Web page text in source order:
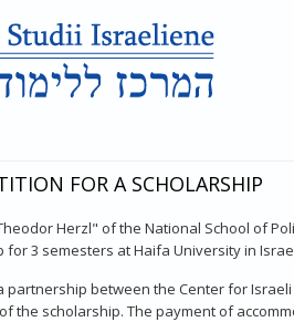
FOR A SCHOLARSHIP
Herzl" of the National School of
3 semesters at Haifa University in
between the Center for
the scholarship. The payment of